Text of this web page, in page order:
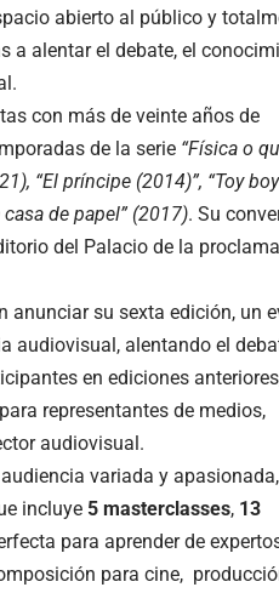
abierto al público y
a alentar el debate, el
con más de veinte años de
de la serie “Física o
“El príncipe (2014)”, “Toy
casa de papel” (2017). Su
del Palacio de la
anunciar su sexta edición, un
audiovisual, alentando el
en ediciones
representantes de medios,
audiovisual.
variada y apasionada,
incluye 5 masterclasses, 13
para aprender de
para cine,